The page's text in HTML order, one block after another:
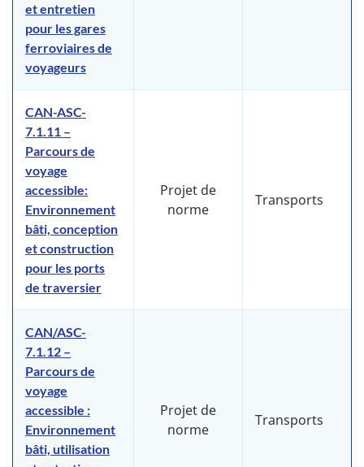
et entretien
pour les gares
ferroviaires de
voyageurs
CAN-ASC-
7.1.11 –
Parcours de
voyage
accessible:
Environnement
bâti, conception
et construction
pour les ports
de traversier
Projet de
norme
Transports
CAN/ASC-
7.1.12 –
Parcours de
voyage
accessible :
Environnement
bâti, utilisation
Projet de
norme
Transports